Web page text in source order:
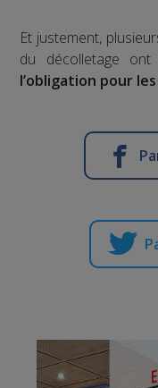
Et justement,
du décolletage ont
l’obligation pour